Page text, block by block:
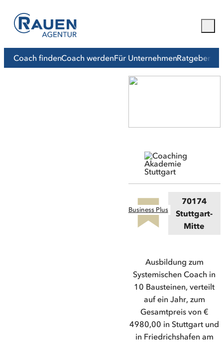
Coach findenCoach werdenFür UnternehmenRatgeber
Business Plus
70174
Stuttgart-
Mitte
Ausbildung zum
Systemischen Coach in
10 Bausteinen, verteilt
auf ein Jahr, zum
Gesamtpreis von €
4980,00 in Stuttgart und
in Friedrichshafen am